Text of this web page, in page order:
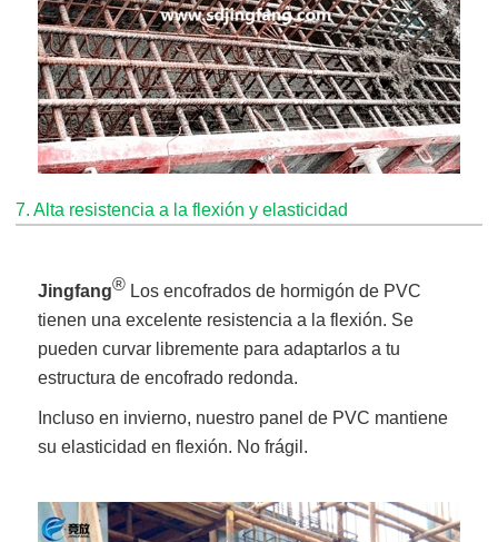
7. Alta resistencia a la flexión y elasticidad
Jingfang® Los encofrados de hormigón de PVC
tienen una excelente resistencia a la flexión. Se
pueden curvar libremente para adaptarlos a tu
estructura de encofrado redonda.
Incluso en invierno, nuestro panel de PVC mantiene
su elasticidad en flexión. No frágil.